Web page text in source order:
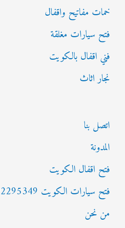
خمات مفاتيح واقفال
فتح سيارات مغلقة
فني اقفال بالكويت
نجار اثاث
اتصل بنا
المدونة
فتح اقفال الكويت
فتح سيارات الكويت 92295349
من نحن